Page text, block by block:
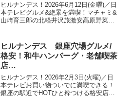
ヒルナンデス！2026年6月12日(金曜)／日
本テレビグルメ&絶景を満喫！マチャミ&
山崎育三郎の北軽井沢旅激安高原野菜が
れから車で30分ほど軽井沢より標高が200
ｍほ...
ヒルナンデス 銀座穴場グルメ/
格安！和牛ハンバーグ・老舗喫茶
店…
ヒルナンデス！2026年2月3日(火曜)／日
本テレビお買い物ついでに満喫できる！
銀座の駅近でHOTひと粋つける格安店を